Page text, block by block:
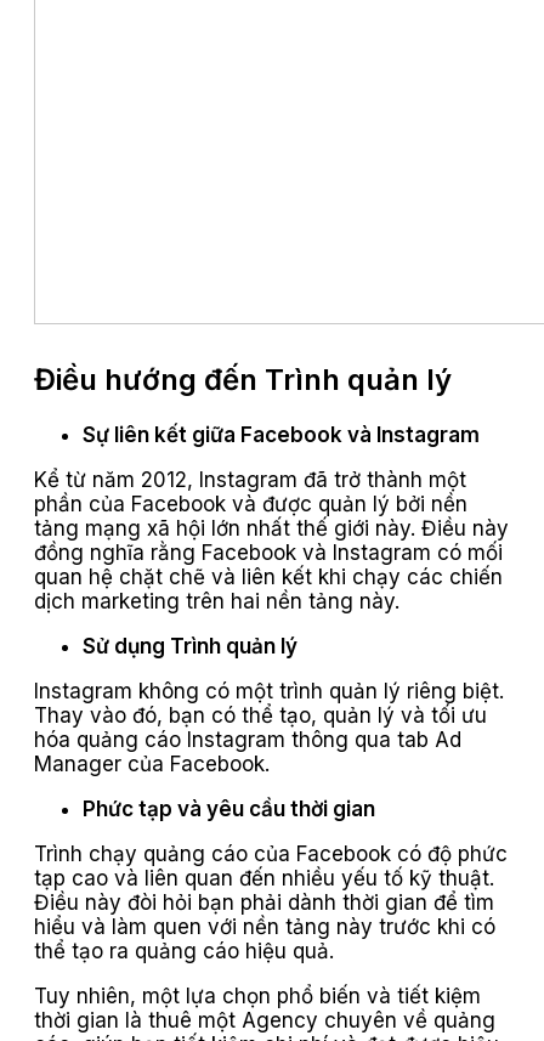
Điều hướng đến Trình quản lý
Sự liên kết giữa Facebook và Instagram
Kể từ năm 2012, Instagram đã trở thành một
phần của Facebook và được quản lý bởi nền
tảng mạng xã hội lớn nhất thế giới này. Điều này
đồng nghĩa rằng Facebook và Instagram có mối
quan hệ chặt chẽ và liên kết khi chạy các chiến
dịch marketing trên hai nền tảng này.
Sử dụng Trình quản lý
Instagram không có một trình quản lý riêng biệt.
Thay vào đó, bạn có thể tạo, quản lý và tối ưu
hóa quảng cáo Instagram thông qua tab Ad
Manager của Facebook.
Phức tạp và yêu cầu thời gian
Trình chạy quảng cáo của Facebook có độ phức
tạp cao và liên quan đến nhiều yếu tố kỹ thuật.
Điều này đòi hỏi bạn phải dành thời gian để tìm
hiểu và làm quen với nền tảng này trước khi có
thể tạo ra quảng cáo hiệu quả.
Tuy nhiên, một lựa chọn phổ biến và tiết kiệm
thời gian là thuê một Agency chuyên về quảng